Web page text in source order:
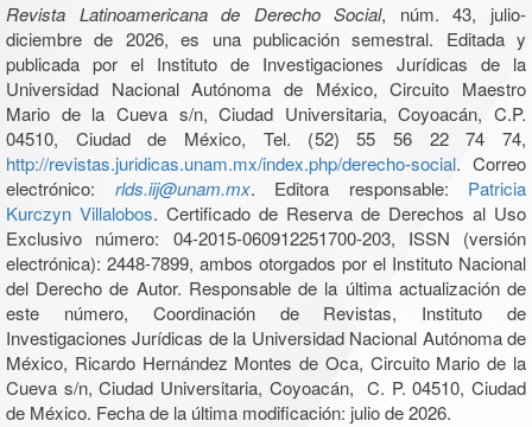
Revista Latinoamericana de Derecho Social, núm. 43, julio-
diciembre de 2026, es una publicación semestral. Editada y
publicada por el Instituto de Investigaciones Jurídicas de la
Universidad Nacional Autónoma de México, Circuito Maestro
Mario de la Cueva s/n, Ciudad Universitaria, Coyoacán, C.P.
04510, Ciudad de México, Tel. (52) 55 56 22 74 74,
http://revistas.juridicas.unam.mx/index.php/derecho-social. Correo
electrónico: rlds.iij@unam.mx. Editora responsable: Patricia
Kurczyn Villalobos. Certificado de Reserva de Derechos al Uso
Exclusivo número: 04-2015-060912251700-203, ISSN (versión
electrónica): 2448-7899, ambos otorgados por el Instituto Nacional
del Derecho de Autor. Responsable de la última actualización de
este número, Coordinación de Revistas, Instituto de
Investigaciones Jurídicas de la Universidad Nacional Autónoma de
México, Ricardo Hernández Montes de Oca, Circuito Mario de la
Cueva s/n, Ciudad Universitaria, Coyoacán, C. P. 04510, Ciudad
de México. Fecha de la última modificación: julio de 2026.